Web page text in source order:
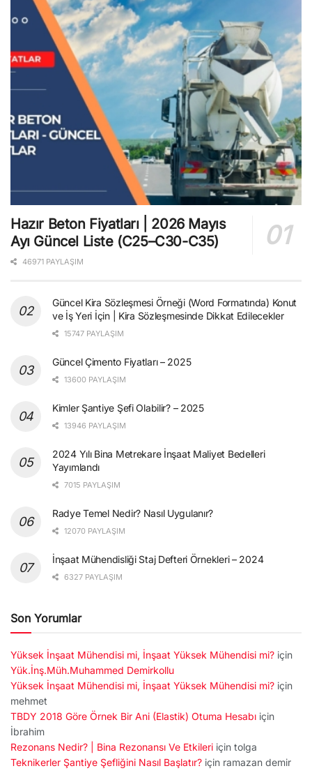
Hazır Beton Fiyatları | 2026 Mayıs
Ayı Güncel Liste (C25–C30-C35)
46971 PAYLAŞIM
Güncel Kira Sözleşmesi Örneği (Word Formatında) Konut
ve İş Yeri İçin | Kira Sözleşmesinde Dikkat Edilecekler
15747 PAYLAŞIM
Güncel Çimento Fiyatları – 2025
13600 PAYLAŞIM
Kimler Şantiye Şefi Olabilir? – 2025
13946 PAYLAŞIM
2024 Yılı Bina Metrekare İnşaat Maliyet Bedelleri
Yayımlandı
7015 PAYLAŞIM
Radye Temel Nedir? Nasıl Uygulanır?
12070 PAYLAŞIM
İnşaat Mühendisliği Staj Defteri Örnekleri – 2024
6327 PAYLAŞIM
Son Yorumlar
Yüksek İnşaat Mühendisi mi, İnşaat Yüksek Mühendisi mi? için
Yük.İnş.Müh.Muhammed Demirkollu
Yüksek İnşaat Mühendisi mi, İnşaat Yüksek Mühendisi mi? için
mehmet
TBDY 2018 Göre Örnek Bir Ani (Elastik) Otuma Hesabı için
İbrahim
Rezonans Nedir? | Bina Rezonansı Ve Etkileri için tolga
Teknikerler Şantiye Şefliğini Nasıl Başlatır? için ramazan demir